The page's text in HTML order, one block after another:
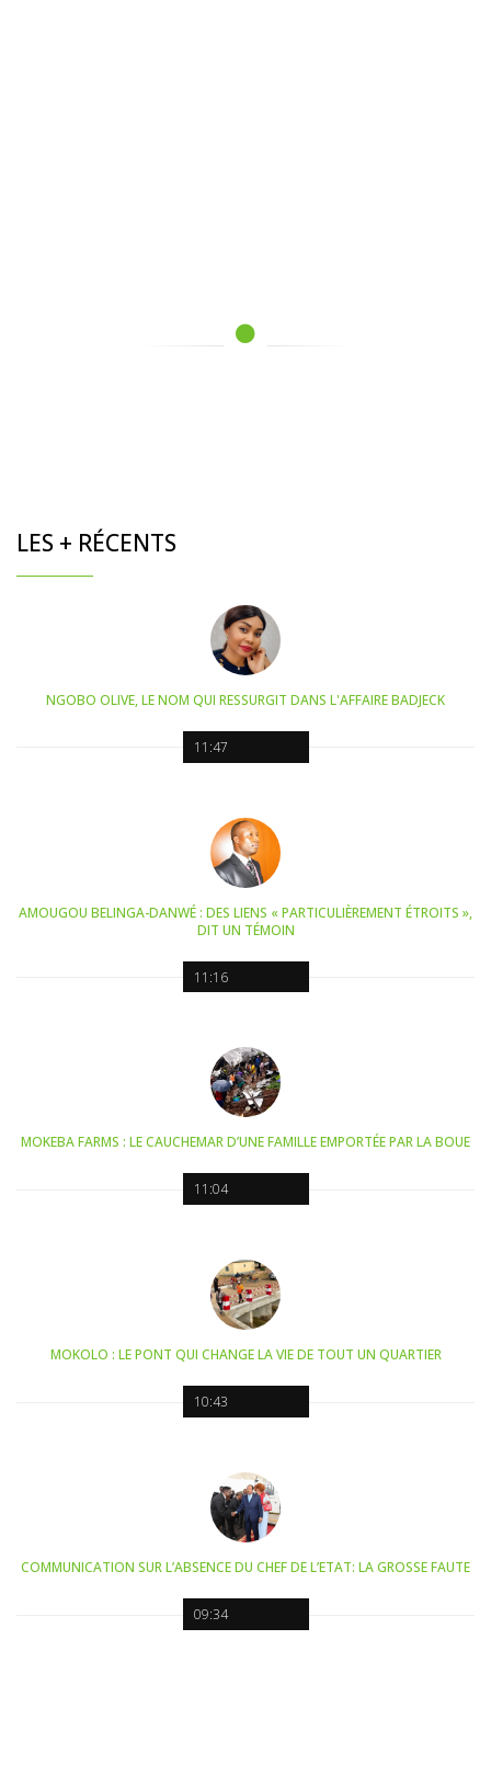
LES + RÉCENTS
11:47
NGOBO OLIVE, LE NOM QUI RESSURGIT DANS L'AFFAIRE BADJECK
11:16
AMOUGOU BELINGA-DANWÉ : DES LIENS « PARTICULIÈREMENT ÉTROITS »,
DIT UN TÉMOIN
11:04
MOKEBA FARMS : LE CAUCHEMAR D’UNE FAMILLE EMPORTÉE PAR LA BOUE
10:43
MOKOLO : LE PONT QUI CHANGE LA VIE DE TOUT UN QUARTIER
09:34
COMMUNICATION SUR L’ABSENCE DU CHEF DE L’ETAT: LA GROSSE FAUTE